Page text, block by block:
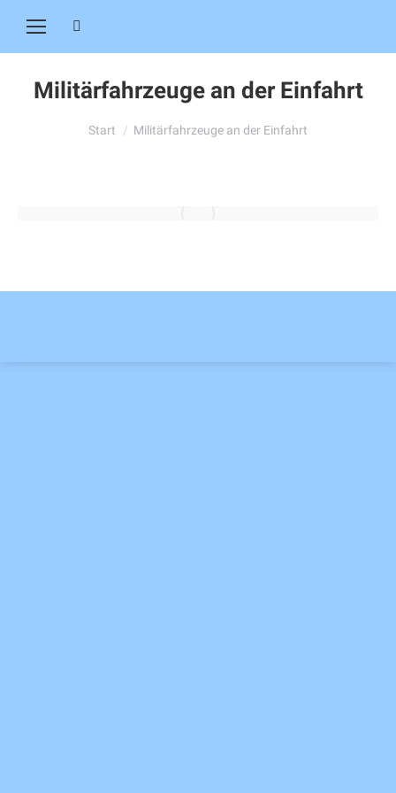
Search:
Militärfahrzeuge an der Einfahrt
Sie befinden sich hier:
Start Militärfahrzeuge an der Einfahrt